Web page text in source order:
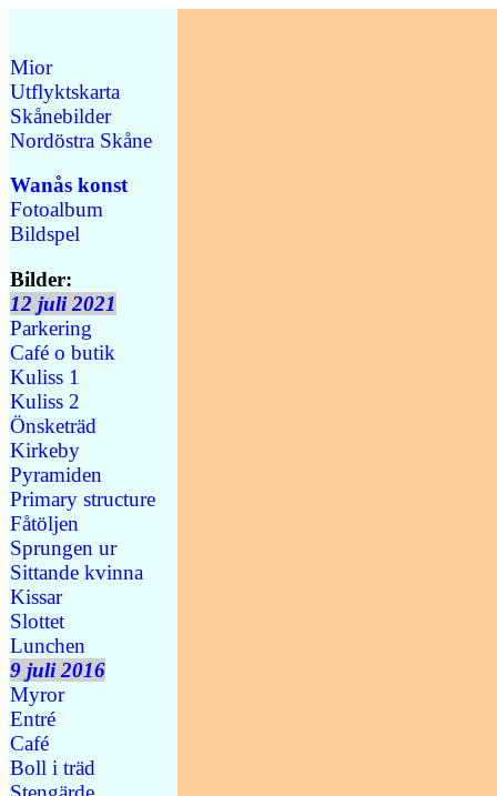
Mior
Utflyktskarta
Skånebilder
Nordöstra Skåne
Wanås konst
Fotoalbum
Bildspel
Bilder:
12 juli 2021
Parkering
Café o butik
Kuliss 1
Kuliss 2
Önsketräd
Kirkeby
Pyramiden
Primary structure
Fåtöljen
Sprungen ur
Sittande kvinna
Kissar
Slottet
Lunchen
9 juli 2016
Myror
Entré
Café
Boll i träd